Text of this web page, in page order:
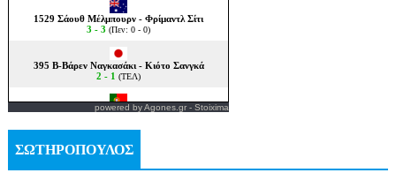
powered byAgones.gr- Stoixima
ΣΩΤΗΡΟΠΟΥΛΟΣ